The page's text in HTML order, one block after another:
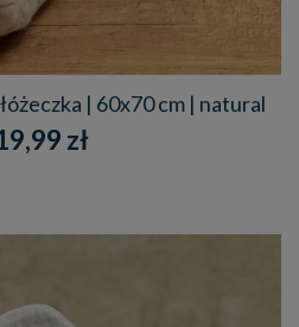
| 60x70 cm | natural
zł